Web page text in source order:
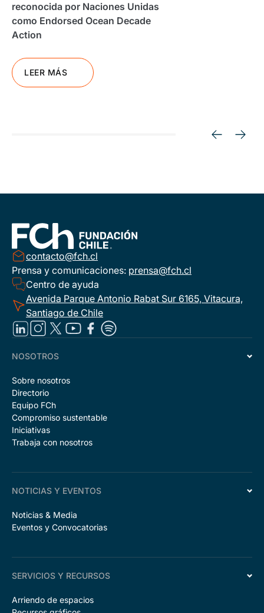
reconocida por Naciones Unidas
como Endorsed Ocean Decade
Action
LEER MÁS
contacto@fch.cl
Prensa y comunicaciones: prensa@fch.cl
Centro de ayuda
Avenida Parque Antonio Rabat Sur 6165, Vitacura,
Santiago de Chile
NOSOTROS
Sobre nosotros
Directorio
Equipo FCh
Compromiso sustentable
Iniciativas
Trabaja con nosotros
NOTICIAS Y EVENTOS
Noticias & Media
Eventos y Convocatorias
SERVICIOS Y RECURSOS
Arriendo de espacios